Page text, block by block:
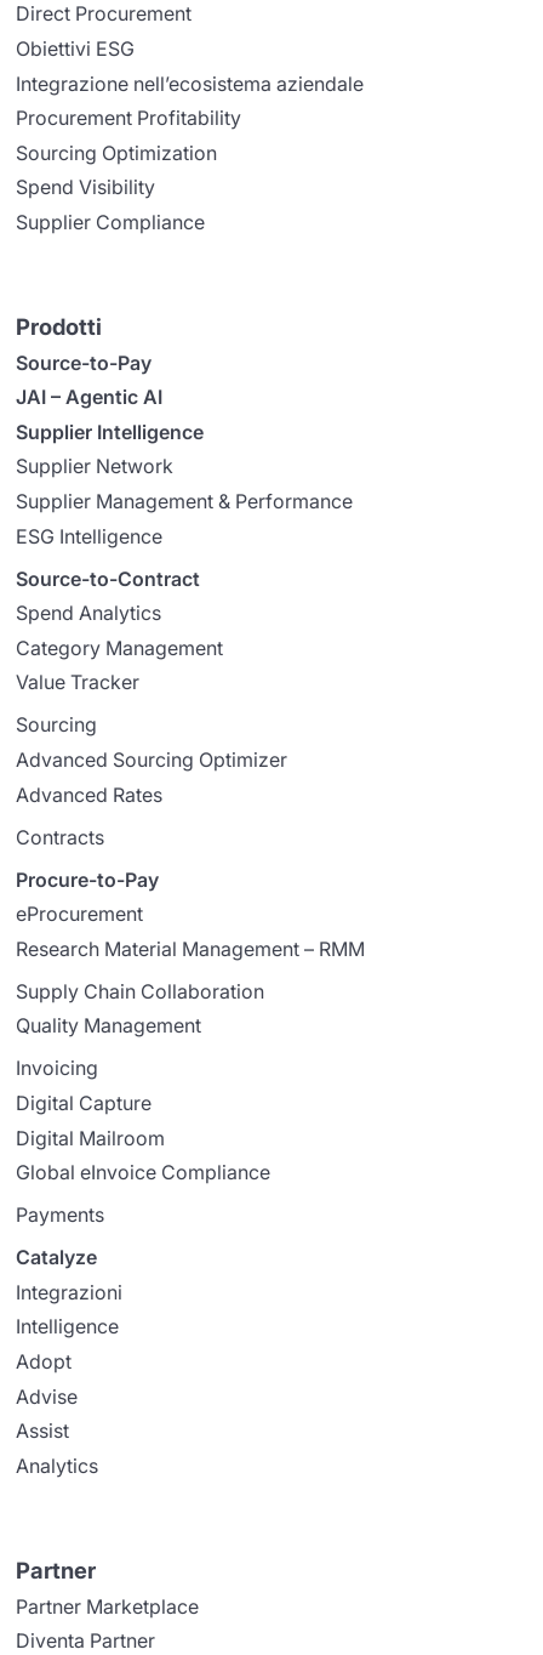
Direct Procurement
Obiettivi ESG
Integrazione nell’ecosistema aziendale
Procurement Profitability
Sourcing Optimization
Spend Visibility
Supplier Compliance
Prodotti
Source-to-Pay
JAI – Agentic AI
Supplier Intelligence
Supplier Network
Supplier Management & Performance
ESG Intelligence
Source-to-Contract
Spend Analytics
Category Management
Value Tracker
Sourcing
Advanced Sourcing Optimizer
Advanced Rates
Contracts
Procure-to-Pay
eProcurement
Research Material Management – RMM
Supply Chain Collaboration
Quality Management
Invoicing
Digital Capture
Digital Mailroom
Global eInvoice Compliance
Payments
Catalyze
Integrazioni
Intelligence
Adopt
Advise
Assist
Analytics
Partner
Partner Marketplace
Diventa Partner